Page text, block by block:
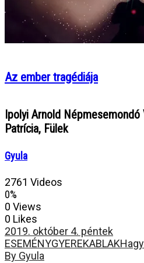
Az ember tragédiája
Ipolyi Arnold Népmesemondó
Patrícia, Fülek
Gyula
2761 Videos
0%
0 Views
0 Likes
2019. október 4. péntek
ESEMÉNYGYEREKABLAK
By Gyula